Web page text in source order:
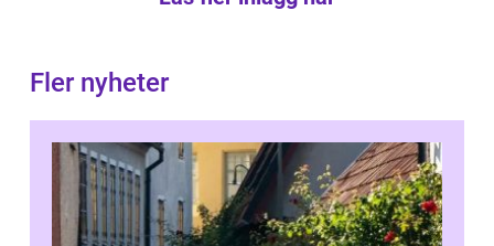
Fler nyheter